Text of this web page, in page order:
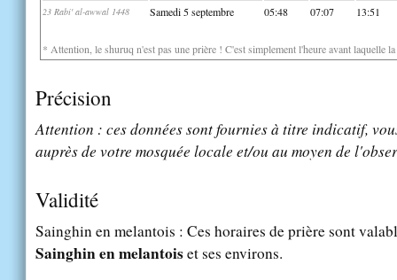
23 Rabi' al-awwal 1448 Samedi 5 septembre 05:48 07:07 13:51
* Attention, le shuruq n'est pas une prière ! C'est simplement l'heure avant laquelle
Précision
Attention : ces données sont fournies à titre indicatif,
auprès de votre mosquée locale et/ou au moyen de
Validité
Sainghin en melantois : Ces horaires de prière sont
Sainghin en melantoiset ses environs.